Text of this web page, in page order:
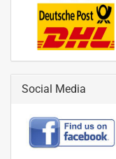
Social Media